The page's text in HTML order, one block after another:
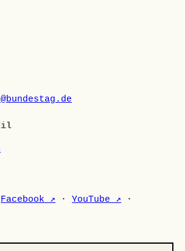
Facebook ↗ ·YouTube ↗ ·